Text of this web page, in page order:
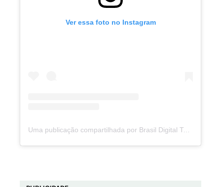
Ver essa foto no Instagram
Uma publicação compartilhada por Brasil Digital Telecom (@brasildigitaltelecom)